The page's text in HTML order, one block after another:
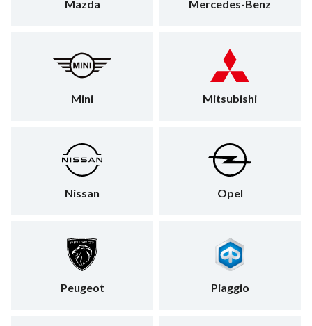
Mazda Mercedes-Benz
Mini Mitsubishi
Nissan Opel
Peugeot Piaggio